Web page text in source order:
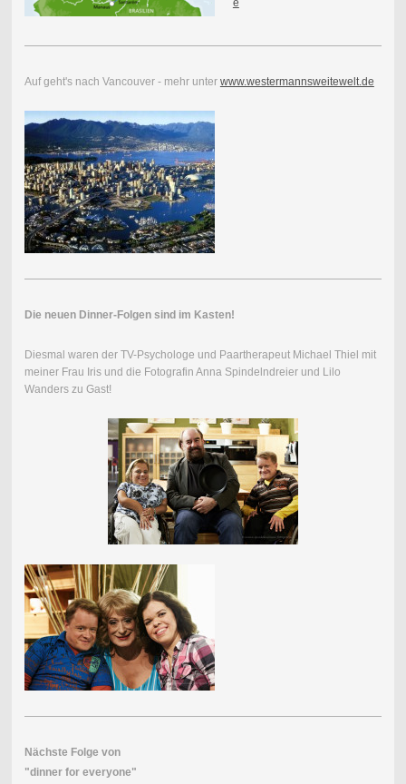
Auf geht's nach Vancouver - mehr unter www.westermannsweitewelt.de
Die neuen Dinner-Folgen sind im Kasten!
Diesmal waren der TV-Psychologe und Paartherapeut Michael Thiel mit
meiner Frau Iris und die Fotografin Anna Spindelndreier und Lilo
Wanders zu Gast!
Nächste Folge von
"dinner for everyone"